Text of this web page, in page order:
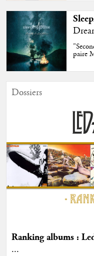
paire
Dossiers
Ranking albums :
...